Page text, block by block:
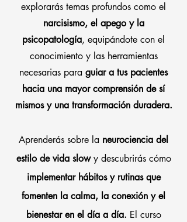
explorarás temas profundos como el
narcisismo, el apego y la
psicopatología, equipándote con el
conocimiento y las herramientas
necesarias para guiar a tus pacientes
hacia una mayor comprensión de sí
mismos y una transformación duradera.
Aprenderás sobre la neurociencia del
estilo de vida slowy descubrirás cómo
implementar hábitos y rutinas que
fomenten la calma, la conexión y el
bienestar en el día a día. El curso